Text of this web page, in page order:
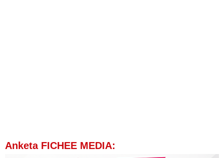
Anketa FICHEE MEDIA: